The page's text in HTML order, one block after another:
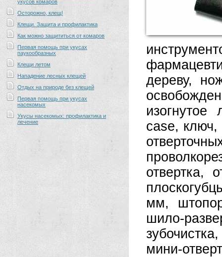
укусов комаров
Осторожно, клещ!
Клещи. Защита и профилактика
Как можно защититься от комаров
Первая помощь при укусах
паукообразных
Клещи летом
Нападение лесных клещей
Отдых на природе без клещей
Первая помощь при укусах
насекомых
Укусы насекомых: профилактика и
лечение
дереву,
изогнутое
case,
отвертка,
мм,
шило-
мини-